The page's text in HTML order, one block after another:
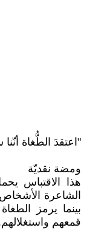
"اعتقدَ الطُّغاة
ومضة نقديّة
هذا الاقتباس
الشاعرة
بينما يرمز
قمعهم